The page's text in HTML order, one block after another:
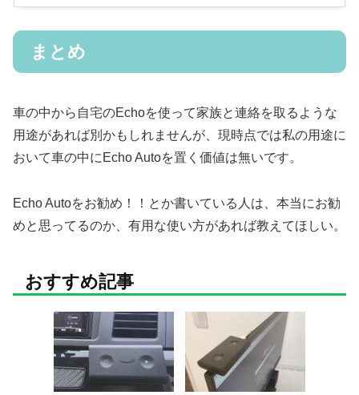
まとめ
車の中から自宅のEchoを使って家族と連絡を取るような
用途があれば別かもしれませんが、現時点では私の用途に
おいて車の中にEcho Autoを置く価値は無いです。
Echo Autoをお勧め！！とか書いている人は、本当にお勧
めと思ってるのか、有用な使い方があれば教えてほしい。
おすすめ記事